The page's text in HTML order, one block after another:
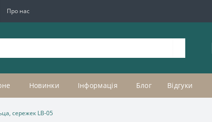
Про нас
Новинки Інформація Блог Відгуки
сережек LB-05